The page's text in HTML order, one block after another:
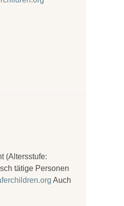
(Altersstufe:
tätige Personen
Auch